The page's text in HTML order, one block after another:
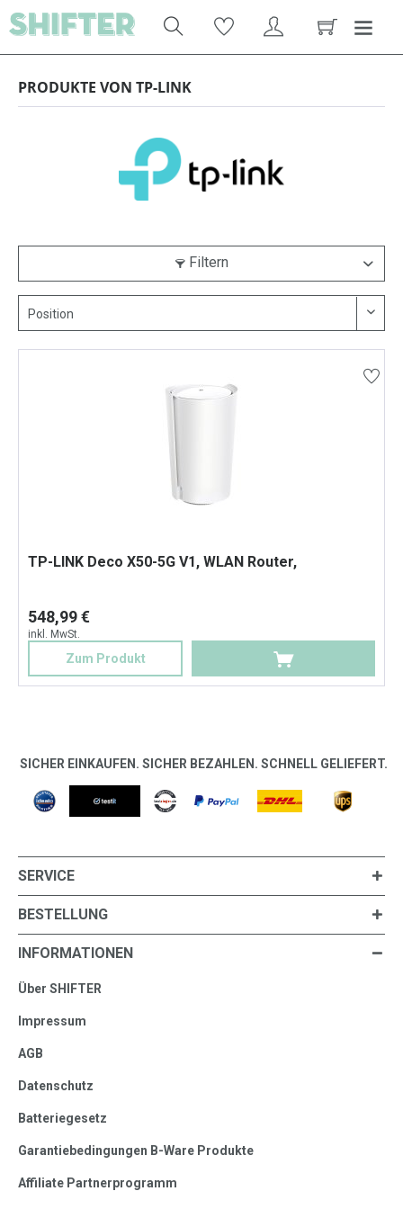
PRODUKTE VON TP-LINK
Filtern
TP-LINK Deco X50-5G V1, WLAN Router,
548,99 €
inkl. MwSt.
Zum Produkt
SICHER EINKAUFEN. SICHER BEZAHLEN. SCHNELL GELIEFERT.
SERVICE
BESTELLUNG
INFORMATIONEN
Über SHIFTER
Impressum
AGB
Datenschutz
Batteriegesetz
Garantiebedingungen B-Ware Produkte
Affiliate Partnerprogramm